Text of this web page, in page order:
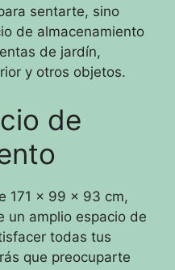
sentarte, sino
de almacenamiento
de jardín,
y otros objetos.
de
171 x 99 x 93 cm,
un amplio espacio de
todas tus
que preocuparte